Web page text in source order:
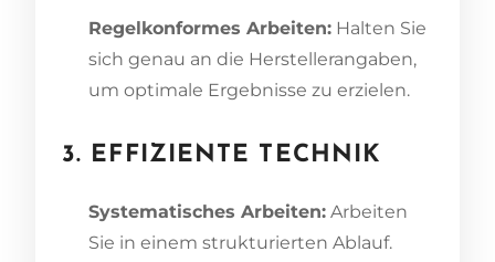
Regelkonformes Arbeiten: Halten Sie
sich genau an die Herstellerangaben,
um optimale Ergebnisse zu erzielen.
3. EFFIZIENTE TECHNIK
Systematisches Arbeiten: Arbeiten
Sie in einem strukturierten Ablauf.